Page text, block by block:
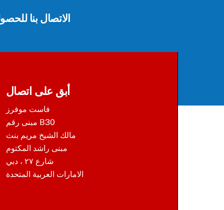
الاتصال بنا
أبق على اتصال
فاست موفرز
مبنى رقم B30
مالك الشيخ مريم بنث
مبنى راشد المكتوم
شارع ٢٧ ، دبي
الامارات العربية المتحدة